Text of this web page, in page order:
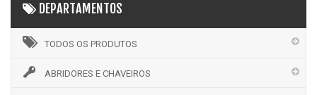
DEPARTAMENTOS
TODOS OS PRODUTOS
ABRIDORES E CHAVEIROS